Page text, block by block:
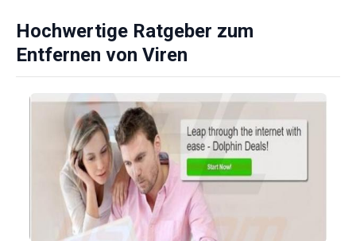
erkundigt, doch ihr eigentlicher Zweck besteht darin, den
Empfänger zum Herunterladen
Hochwertige Ratgeber zum
Entfernen von Viren